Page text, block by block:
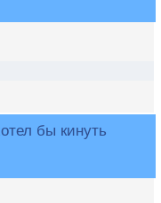
бы кинуть